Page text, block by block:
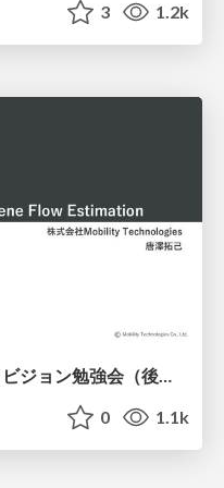
3 1.2k
第三回 全日本コンピュータビジョン勉強会（後編）/ Self-Mono-SF
0 1.1k